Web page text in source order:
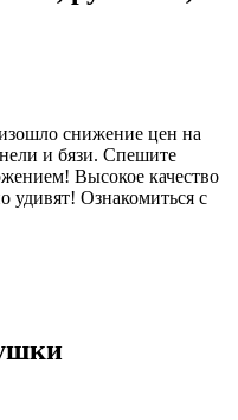
снижение цен на
и бязи. Спешите
Высокое качество
удивят! Ознакомиться с